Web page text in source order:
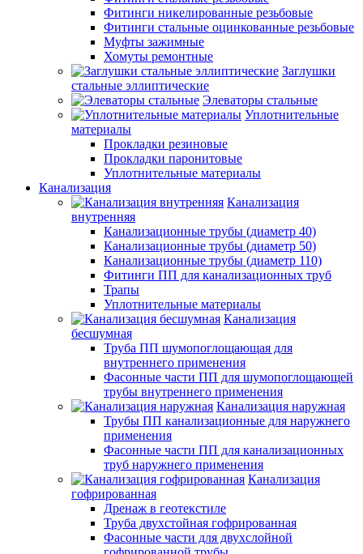
Фитинги никелированные резьбовые
Фитинги стальные оцинкованные резьбовые
Муфты зажимные
Хомуты ремонтные
Заглушки
стальные эллиптические
Элеваторы стальные
Уплотнительные
материалы
Прокладки резиновые
Прокладки паронитовые
Уплотнительные материалы
Канализация
Канализация
внутренняя
Канализационные трубы (диаметр 40)
Канализационные трубы (диаметр 50)
Канализационные трубы (диаметр 110)
Фитинги ПП для канализационных труб
Трапы
Уплотнительные материалы
Канализация
бесшумная
Труба ПП шумопоглощающая для
внутреннего применения
Фасонные части ПП для шумопоглощающей
трубы внутреннего применения
Канализация наружная
Трубы ПП канализационные для наружнего
применения
Фасонные части ПП для канализационных
труб наружнего применения
Канализация
гофрированная
Дренаж в геотекстиле
Труба двухстойная гофрированная
Фасонные части для двухслойной